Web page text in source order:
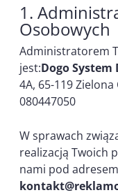
1.
Osobowych
Administratorem
jest:Dogo
4A, 65-119
080447050
W sprawach
realizacją Twoich
nami pod